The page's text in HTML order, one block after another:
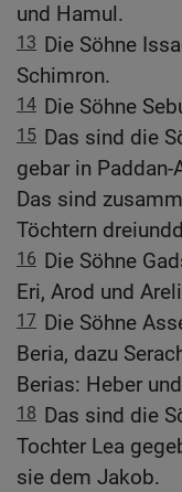
und Hamul.
13 Die Söhne
Schimron.
14 Die Söhne
15 Das sind die
gebar in Paddan-
Das sind
Töchtern
16 Die Söhne
Eri, Arod und
17 Die Söhne
Beria, dazu
Berias: Heber
18 Das sind die
Tochter Lea
sie dem Jakob.